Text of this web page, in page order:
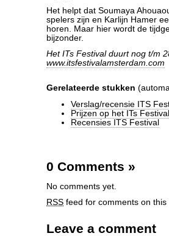
Het helpt dat Soumaya
spelers zijn en Karlijn Hamer
horen. Maar hier wordt de
bijzonder.
Het ITs Festival duurt nog t/m
www.itsfestivalamsterdam.com
Gerelateerde stukken
Verslag/recensie ITS
Prijzen op het ITs Festival
Recensies ITS Festival
0 Comments »
No comments yet.
RSS feed for comments on this
Leave a comment